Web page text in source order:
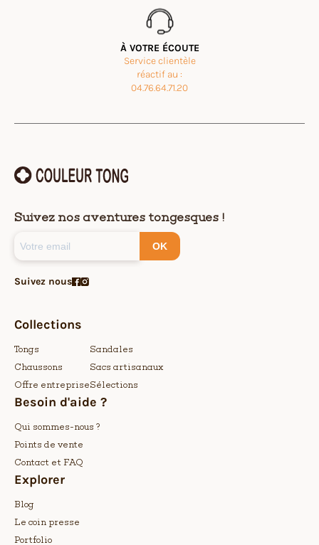
À VOTRE ÉCOUTE
Service clientèle
réactif au :
04.76.64.71.20
Suivez nos aventures tongesques !
OK
Suivez nous
Collections
Tongs
Chaussons
Offre entreprise
Sandales
Sacs artisanaux
Sélections
Besoin d'aide ?
Qui sommes-nous ?
Points de vente
Contact et FAQ
Explorer
Blog
Le coin presse
Portfolio